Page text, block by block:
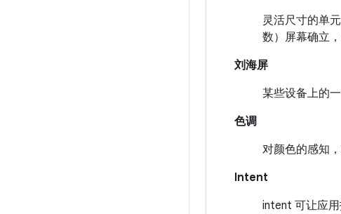
灵活尺寸的单
数）屏幕确立
刘海屏
某些设备上的
色调
对颜色的感知
Intent
intent 可让应